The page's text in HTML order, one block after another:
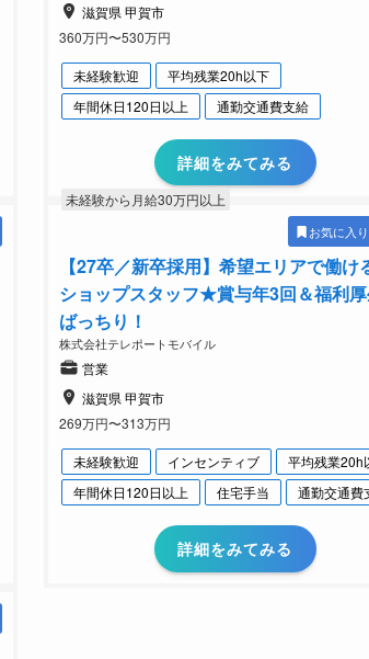
滋賀県 甲賀市
360万円〜530万円
未経験歓迎
平均残業20h以下
年間休日120日以上
通勤交通費支給
詳細をみてみる
未経験から月給30万円以上
お気に入
【27卒／新卒採用】希望エリアで働け
ショップスタッフ★賞与年3回＆福利厚
ばっちり！
株式会社テレポートモバイル
営業
滋賀県 甲賀市
269万円〜313万円
未経験歓迎 インセンティブ
平均残業20h
年間休日120日以上
住宅手当 通勤交通費
詳細をみてみる